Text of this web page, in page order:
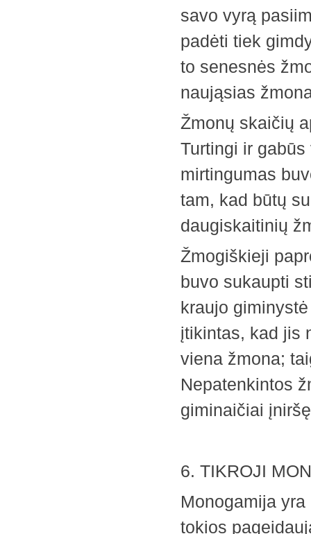
savo vyrą
padėti tiek
to senesnės
naująsias
Žmonų skaičių
Turtingi ir
mirtingumas
tam, kad būtų
daugiskaitinių
Žmogiškieji
buvo sukaupti
kraujo
įtikintas, kad jis
viena žmona;
Nepatenkintos
giminaičiai
6. TIKROJI
Monogamija
tokios